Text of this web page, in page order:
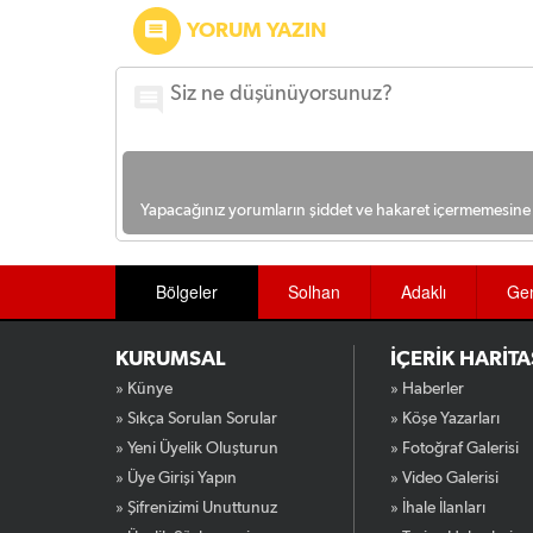
YORUM YAZIN
Yapacağınız yorumların şiddet ve hakaret
Bölgeler Solhan Adaklı
KURUMSAL
» Künye
» Sıkça Sorulan Sorular
» Yeni Üyelik Oluşturun
» Üye Girişi Yapın
» Şifrenizimi Unuttunuz
İÇERİK
» Haberler
» Köşe Yazarları
» Fotoğraf Galerisi
» Video Galerisi
» İhale İlanları